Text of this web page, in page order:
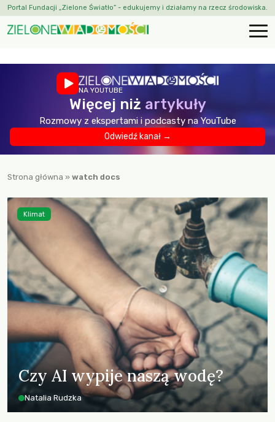
Portal Fundacji „Zielone Światło” - edukujemy i działamy na rzecz środowiska.
NA YOUTUBE
Więcej niż artykuły
Rozmowy z ekspertami i podcasty na YouTube
Odwiedź kanał →
Strona główna » watch docs
Czy AI wypije naszą wodę?
Natalia Rudzka
Klimat